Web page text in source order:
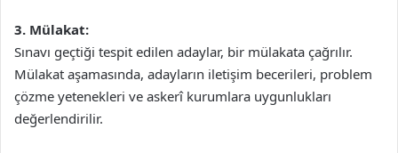
3. Mülakat:
Sınavı geçtiği tespit edilen adaylar, bir mülakata çağrılır.
Mülakat aşamasında, adayların iletişim becerileri, problem
çözme yetenekleri ve askerî kurumlara uygunlukları
değerlendirilir.